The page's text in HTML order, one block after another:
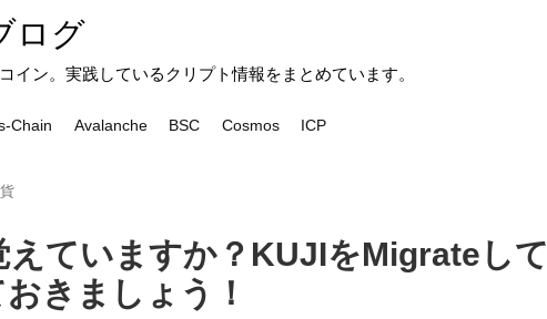
ログ
イン。実践しているクリプト情報をまとめています。
Chain Avalanche BSC Cosmos ICP
ていますか？KUJIをMigrateして
きましょう！